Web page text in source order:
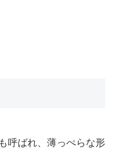
呼ばれ、薄っぺらな形